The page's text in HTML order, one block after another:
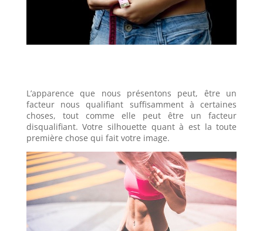
L’apparence que nous présentons peut, être un
facteur nous qualifiant suffisamment à certaines
choses, tout comme elle peut être un facteur
disqualifiant. Votre silhouette quant à est la toute
première chose qui fait votre image.